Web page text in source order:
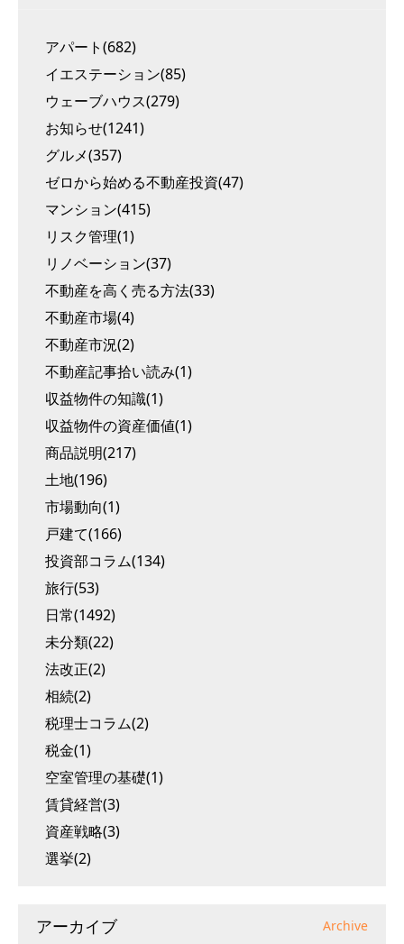
アパート(682)
イエステーション(85)
ウェーブハウス(279)
お知らせ(1241)
グルメ(357)
ゼロから始める不動産投資(47)
マンション(415)
リスク管理(1)
リノベーション(37)
不動産を高く売る方法(33)
不動産市場(4)
不動産市況(2)
不動産記事拾い読み(1)
収益物件の知識(1)
収益物件の資産価値(1)
商品説明(217)
土地(196)
市場動向(1)
戸建て(166)
投資部コラム(134)
旅行(53)
日常(1492)
未分類(22)
法改正(2)
相続(2)
税理士コラム(2)
税金(1)
空室管理の基礎(1)
賃貸経営(3)
資産戦略(3)
選挙(2)
アーカイブ Archive